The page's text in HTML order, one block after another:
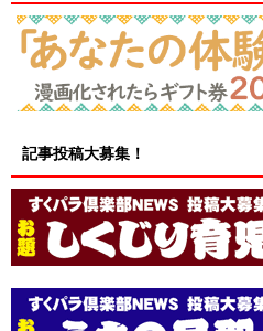
記事投稿大募集！